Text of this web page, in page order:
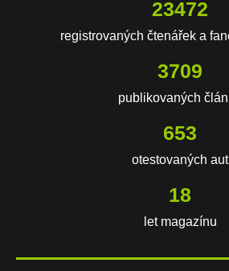
23472
registrovaných čtenářek a
3709
publikovaných
653
otestovaných aut
18
let magazínu